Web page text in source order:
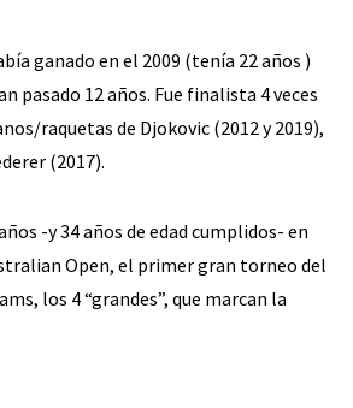
ganado en el 2009 (tenía 22 años )
pasado 12 años. Fue finalista 4 veces
raquetas de Djokovic (2012 y 2019),
(2017).
-y 34 años de edad cumplidos- en
Open, el primer gran torneo del
los 4 “grandes”, que marcan la